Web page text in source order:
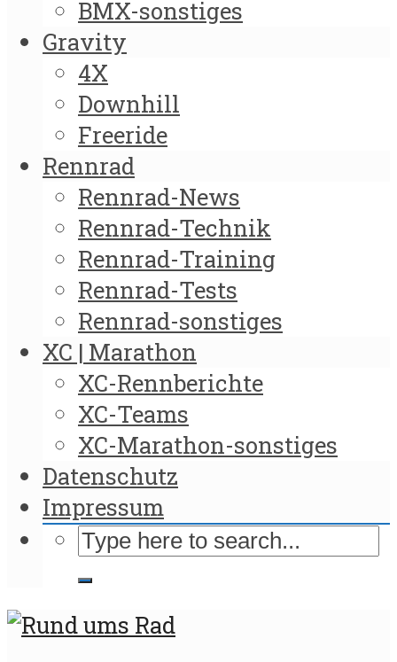
BMX-sonstiges
Gravity
4X
Downhill
Freeride
Rennrad
Rennrad-News
Rennrad-Technik
Rennrad-Training
Rennrad-Tests
Rennrad-sonstiges
XC | Marathon
XC-Rennberichte
XC-Teams
XC-Marathon-sonstiges
Datenschutz
Impressum